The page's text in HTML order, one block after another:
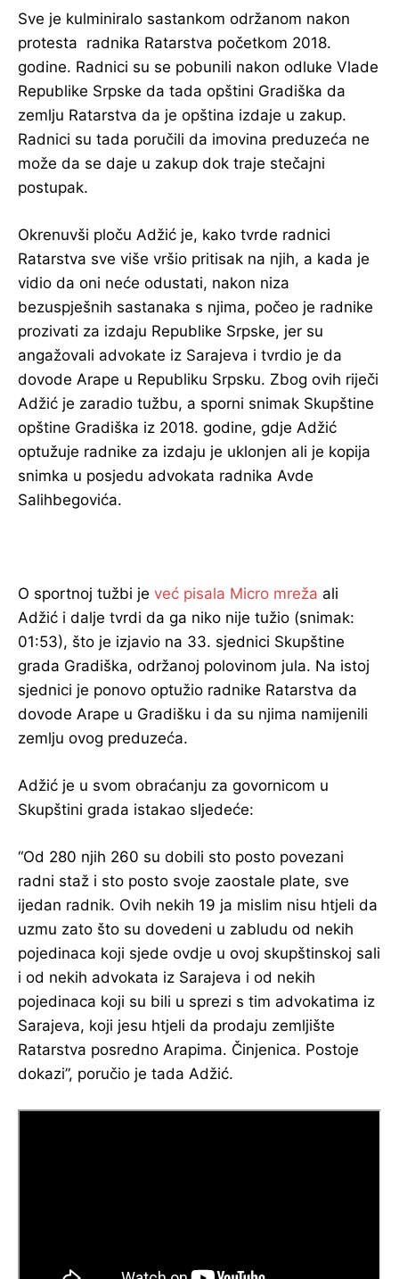
Sve je kulminiralo sastankom održanom nakon
protesta radnika Ratarstva početkom 2018.
godine. Radnici su se pobunili nakon odluke Vlade
Republike Srpske da tada opštini Gradiška da
zemlju Ratarstva da je opština izdaje u zakup.
Radnici su tada poručili da imovina preduzeća ne
može da se daje u zakup dok traje stečajni
postupak.
Okrenuvši ploču Adžić je, kako tvrde radnici
Ratarstva sve više vršio pritisak na njih, a kada je
vidio da oni neće odustati, nakon niza
bezuspješnih sastanaka s njima, počeo je radnike
prozivati za izdaju Republike Srpske, jer su
angažovali advokate iz Sarajeva i tvrdio je da
dovode Arape u Republiku Srpsku. Zbog ovih riječi
Adžić je zaradio tužbu, a sporni snimak Skupštine
opštine Gradiška iz 2018. godine, gdje Adžić
optužuje radnike za izdaju je uklonjen ali je kopija
snimka u posjedu advokata radnika Avde
Salihbegovića.
O sportnoj tužbi je već pisala Micro mreža ali
Adžić i dalje tvrdi da ga niko nije tužio (snimak:
01:53), što je izjavio na 33. sjednici Skupštine
grada Gradiška, održanoj polovinom jula. Na istoj
sjednici je ponovo optužio radnike Ratarstva da
dovode Arape u Gradišku i da su njima namijenili
zemlju ovog preduzeća.
Adžić je u svom obraćanju za govornicom u
Skupštini grada istakao sljedeće:
“Od 280 njih 260 su dobili sto posto povezani
radni staž i sto posto svoje zaostale plate, sve
ijedan radnik. Ovih nekih 19 ja mislim nisu htjeli da
uzmu zato što su dovedeni u zabludu od nekih
pojedinaca koji sjede ovdje u ovoj skupštinskoj sali
i od nekih advokata iz Sarajeva i od nekih
pojedinaca koji su bili u sprezi s tim advokatima iz
Sarajeva, koji jesu htjeli da prodaju zemljište
Ratarstva posredno Arapima. Činjenica. Postoje
dokazi”, poručio je tada Adžić.